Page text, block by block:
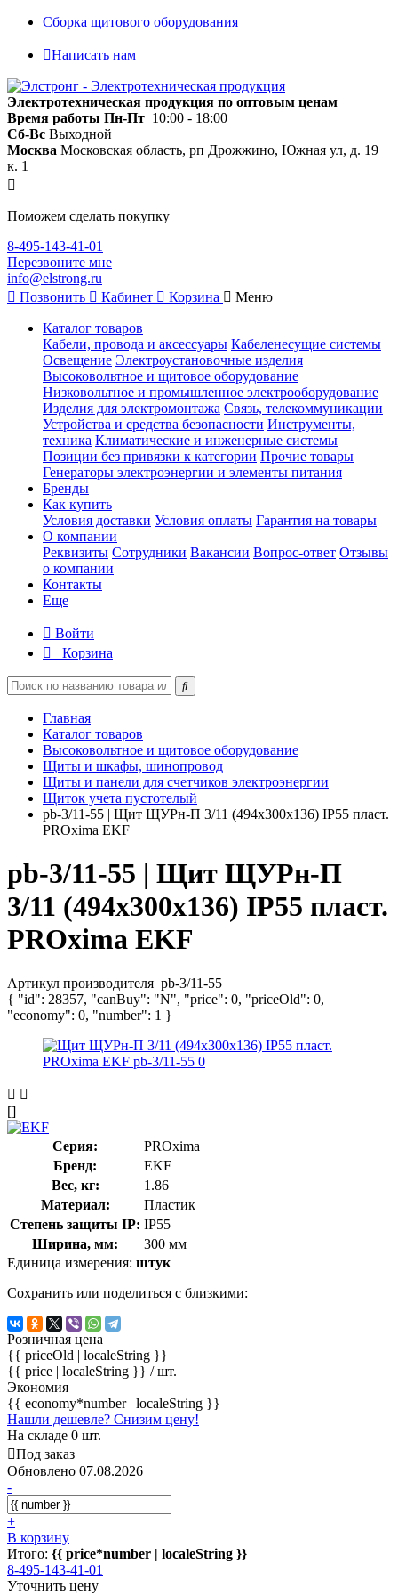
Сборка щитового оборудования
Написать нам
Электротехническая продукция по оптовым ценам
Время работы Пн-Пт 10:00 - 18:00
Сб-Вс Выходной
Москва Московская область, рп Дрожжино, Южная ул, д. 19
к. 1
Поможем сделать покупку
8-495-143-41-01
Перезвоните мне
info@elstrong.ru
Позвонить
Кабинет Корзина Меню
Каталог товаров
Кабели, провода и аксессуары Кабеленесущие системы
Освещение Электроустановочные изделия
Высоковольтное и щитовое оборудование
Низковольтное и промышленное электрооборудование
Изделия для электромонтажа Связь, телекоммуникации
Устройства и средства безопасности Инструменты,
техника Климатические и инженерные системы
Позиции без привязки к категории Прочие товары
Генераторы электроэнергии и элементы питания
Бренды
Как купить
Условия доставки Условия оплаты Гарантия на товары
О компании
Реквизиты Сотрудники Вакансии Вопрос-ответ Отзывы
о компании
Контакты
Еще
Войти
Корзина
Главная
Каталог товаров
Высоковольтное и щитовое оборудование
Щиты и шкафы, шинопровод
Щиты и панели для счетчиков электроэнергии
Щиток учета пустотелый
pb-3/11-55 | Щит ЩУРн-П 3/11 (494х300х136) IP55 пласт.
PROxima EKF
pb-3/11-55 | Щит ЩУРн-П
3/11 (494х300х136) IP55 пласт.
PROxima EKF
Артикул производителя pb-3/11-55
{ "id": 28357, "canBuy": "N", "price": 0, "priceOld": 0,
"economy": 0, "number": 1 }
[]
Серия:
PROxima
Бренд:
EKF
Вес, кг:
1.86
Материал:
Пластик
Степень защиты IP: IP55
Ширина, мм:
300 мм
Единица измерения: штук
Сохранить или поделиться с близкими:
Розничная цена
{{ priceOld | localeString }}
{{ price | localeString }} / шт.
Экономия
{{ economy*number | localeString }}
Нашли дешевле? Снизим цену!
На складе 0 шт.
Под заказ
Обновлено 07.08.2026
-
+
В корзину
Итого: {{ price*number | localeString }}
8-495-143-41-01
Уточнить цену